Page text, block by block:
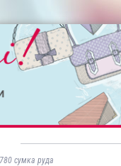
780 сумка руда